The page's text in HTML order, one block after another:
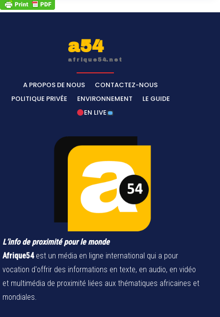
a54
afrique54.net
A PROPOS DE NOUS
CONTACTEZ-NOUS
POLITIQUE PRIVÉE
ENVIRONNEMENT
LE GUIDE
EN LIVE
L’info de proximité pour le monde
Afrique54est un média en ligne international qui a pour
vocation d'offrir des informations en texte, en audio, en vidéo
et multimédia de proximité liées aux thématiques africaines et
mondiales.